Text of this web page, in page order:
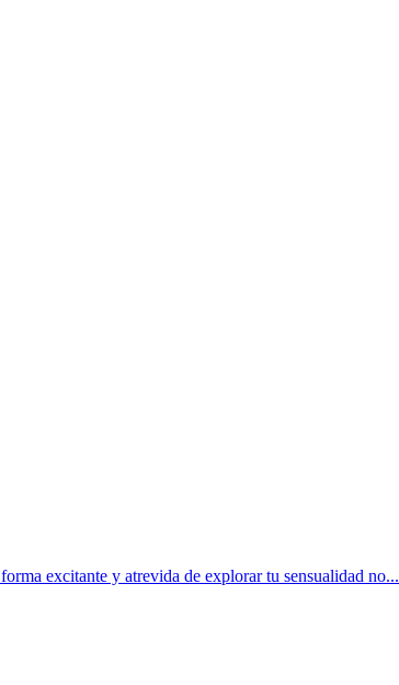
excitante y atrevida de explorar tu sensualidad no...